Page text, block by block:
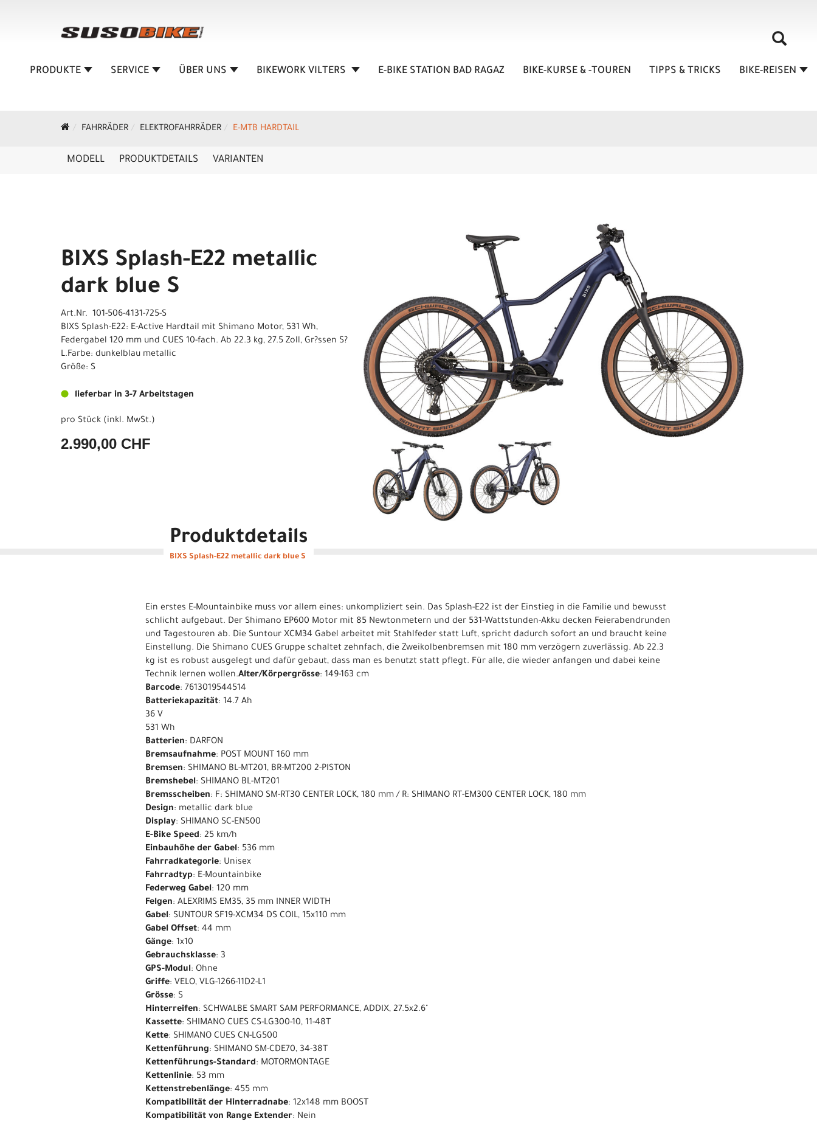
PRODUKTE SERVICE ÜBER UNS BIKEWORK VILTERS E-BIKE STATION BAD RAGAZ BIKE-KURSE & -TOUREN TIPPS & TRICKS BIKE-REISEN
FAHRRÄDER ELEKTROFAHRRÄDER E-MTB HARDTAIL
MODELL PRODUKTDETAILS VARIANTEN
BIXS Splash-E22 metallic
dark blue S
Art.Nr. 101-506-4131-725-S
BIXS Splash-E22: E-Active Hardtail mit Shimano Motor, 531 Wh,
Federgabel 120 mm und CUES 10-fach. Ab 22.3 kg, 27.5 Zoll, Gr?ssen S?
L.Farbe: dunkelblau metallic
Größe: S
lieferbar in 3-7 Arbeitstagen
pro Stück (inkl. MwSt.)
2.990,00 CHF
Produktdetails
BIXS Splash-E22 metallic dark blue S
Ein erstes E-Mountainbike muss vor allem eines: unkompliziert sein. Das Splash-E22 ist der Einstieg in die Familie und bewusst
schlicht aufgebaut. Der Shimano EP600 Motor mit 85 Newtonmetern und der 531-Wattstunden-Akku decken Feierabendrunden
und Tagestouren ab. Die Suntour XCM34 Gabel arbeitet mit Stahlfeder statt Luft, spricht dadurch sofort an und braucht keine
Einstellung. Die Shimano CUES Gruppe schaltet zehnfach, die Zweikolbenbremsen mit 180 mm verzögern zuverlässig. Ab 22.3
kg ist es robust ausgelegt und dafür gebaut, dass man es benutzt statt pflegt. Für alle, die wieder anfangen und dabei keine
Technik lernen wollen.Alter/Körpergrösse: 149-163 cm
Barcode: 7613019544514
Batteriekapazität: 14.7 Ah
36 V
531 Wh
Batterien: DARFON
Bremsaufnahme: POST MOUNT 160 mm
Bremsen: SHIMANO BL-MT201, BR-MT200 2-PISTON
Bremshebel: SHIMANO BL-MT201
Bremsscheiben: F: SHIMANO SM-RT30 CENTER LOCK, 180 mm / R: SHIMANO RT-EM300 CENTER LOCK, 180 mm
Design: metallic dark blue
Display: SHIMANO SC-EN500
E-Bike Speed: 25 km/h
Einbauhöhe der Gabel: 536 mm
Fahrradkategorie: Unisex
Fahrradtyp: E-Mountainbike
Federweg Gabel: 120 mm
Felgen: ALEXRIMS EM35, 35 mm INNER WIDTH
Gabel: SUNTOUR SF19-XCM34 DS COIL, 15x110 mm
Gabel Offset: 44 mm
Gänge: 1x10
Gebrauchsklasse: 3
GPS-Modul: Ohne
Griffe: VELO, VLG-1266-11D2-L1
Grösse: S
Hinterreifen: SCHWALBE SMART SAM PERFORMANCE, ADDIX, 27.5x2.6"
Kassette: SHIMANO CUES CS-LG300-10, 11-48T
Kette: SHIMANO CUES CN-LG500
Kettenführung: SHIMANO SM-CDE70, 34-38T
Kettenführungs-Standard: MOTORMONTAGE
Kettenlinie: 53 mm
Kettenstrebenlänge: 455 mm
Kompatibilität der Hinterradnabe: 12x148 mm BOOST
Kompatibilität von Range Extender: Nein